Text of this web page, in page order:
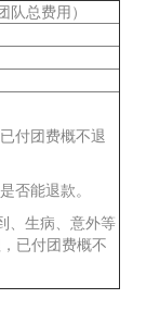
队总费用）
付团费概不退
否能退款。
、生病、意外等
已付团费概不